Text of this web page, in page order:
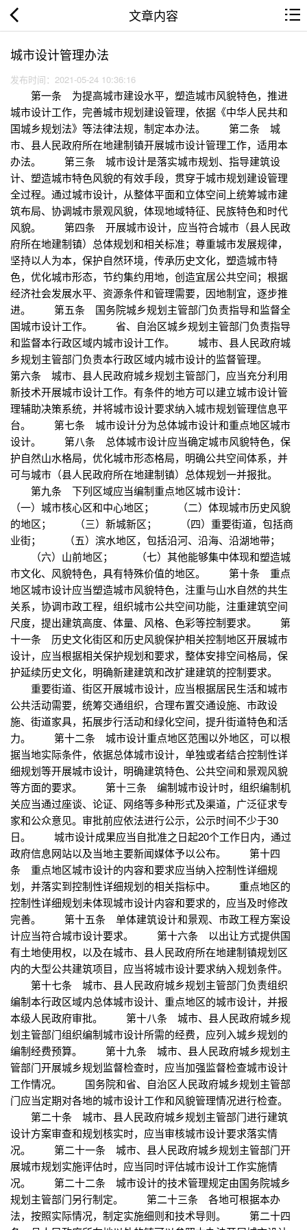
文章内容
城市设计管理办法
发布时间：2021-05-24 10:36:16
第一条 为提高城市建设水平，塑造城市风貌特色，推进
城市设计工作，完善城市规划建设管理，依据《中华人民共和
国城乡规划法》等法律法规，制定本办法。 第二条 城
市、县人民政府所在地建制镇开展城市设计管理工作，适用本
办法。 第三条 城市设计是落实城市规划、指导建筑设
计、塑造城市特色风貌的有效手段，贯穿于城市规划建设管理
全过程。通过城市设计，从整体平面和立体空间上统筹城市建
筑布局、协调城市景观风貌，体现地域特征、民族特色和时代
风貌。 第四条 开展城市设计，应当符合城市（县人民政
府所在地建制镇）总体规划和相关标准；尊重城市发展规律，
坚持以人为本，保护自然环境，传承历史文化，塑造城市特
色，优化城市形态，节约集约用地，创造宜居公共空间；根据
经济社会发展水平、资源条件和管理需要，因地制宜，逐步推
进。 第五条 国务院城乡规划主管部门负责指导和监督全
国城市设计工作。 省、自治区城乡规划主管部门负责指导
和监督本行政区域内城市设计工作。 城市、县人民政府城
乡规划主管部门负责本行政区域内城市设计的监督管理。
第六条 城市、县人民政府城乡规划主管部门，应当充分利用
新技术开展城市设计工作。有条件的地方可以建立城市设计管
理辅助决策系统，并将城市设计要求纳入城市规划管理信息平
台。 第七条 城市设计分为总体城市设计和重点地区城市
设计。 第八条 总体城市设计应当确定城市风貌特色，保
护自然山水格局，优化城市形态格局，明确公共空间体系，并
可与城市（县人民政府所在地建制镇）总体规划一并报批。
第九条 下列区域应当编制重点地区城市设计：
（一）城市核心区和中心地区； （二）体现城市历史风貌
的地区； （三）新城新区； （四）重要街道，包括商
业街； （五）滨水地区，包括沿河、沿海、沿湖地带；
（六）山前地区； （七）其他能够集中体现和塑造城
市文化、风貌特色，具有特殊价值的地区。 第十条 重点
地区城市设计应当塑造城市风貌特色，注重与山水自然的共生
关系，协调市政工程，组织城市公共空间功能，注重建筑空间
尺度，提出建筑高度、体量、风格、色彩等控制要求。 第
十一条 历史文化街区和历史风貌保护相关控制地区开展城市
设计，应当根据相关保护规划和要求，整体安排空间格局，保
护延续历史文化，明确新建建筑和改扩建建筑的控制要求。
重要街道、街区开展城市设计，应当根据居民生活和城市
公共活动需要，统筹交通组织，合理布置交通设施、市政设
施、街道家具，拓展步行活动和绿化空间，提升街道特色和活
力。 第十二条 城市设计重点地区范围以外地区，可以根
据当地实际条件，依据总体城市设计，单独或者结合控制性详
细规划等开展城市设计，明确建筑特色、公共空间和景观风貌
等方面的要求。 第十三条 编制城市设计时，组织编制机
关应当通过座谈、论证、网络等多种形式及渠道，广泛征求专
家和公众意见。审批前应依法进行公示，公示时间不少于30
日。 城市设计成果应当自批准之日起20个工作日内，通过
政府信息网站以及当地主要新闻媒体予以公布。 第十四
条 重点地区城市设计的内容和要求应当纳入控制性详细规
划，并落实到控制性详细规划的相关指标中。 重点地区的
控制性详细规划未体现城市设计内容和要求的，应当及时修改
完善。 第十五条 单体建筑设计和景观、市政工程方案设
计应当符合城市设计要求。 第十六条 以出让方式提供国
有土地使用权，以及在城市、县人民政府所在地建制镇规划区
内的大型公共建筑项目，应当将城市设计要求纳入规划条件。
第十七条 城市、县人民政府城乡规划主管部门负责组织
编制本行政区域内总体城市设计、重点地区的城市设计，并报
本级人民政府审批。 第十八条 城市、县人民政府城乡规
划主管部门组织编制城市设计所需的经费，应列入城乡规划的
编制经费预算。 第十九条 城市、县人民政府城乡规划主
管部门开展城乡规划监督检查时，应当加强监督检查城市设计
工作情况。 国务院和省、自治区人民政府城乡规划主管部
门应当定期对各地的城市设计工作和风貌管理情况进行检查。
第二十条 城市、县人民政府城乡规划主管部门进行建筑
设计方案审查和规划核实时，应当审核城市设计要求落实情
况。 第二十一条 城市、县人民政府城乡规划主管部门开
展城市规划实施评估时，应当同时评估城市设计工作实施情
况。 第二十二条 城市设计的技术管理规定由国务院城乡
规划主管部门另行制定。 第二十三条 各地可根据本办
法，按照实际情况，制定实施细则和技术导则。 第二十四